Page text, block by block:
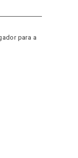
para a